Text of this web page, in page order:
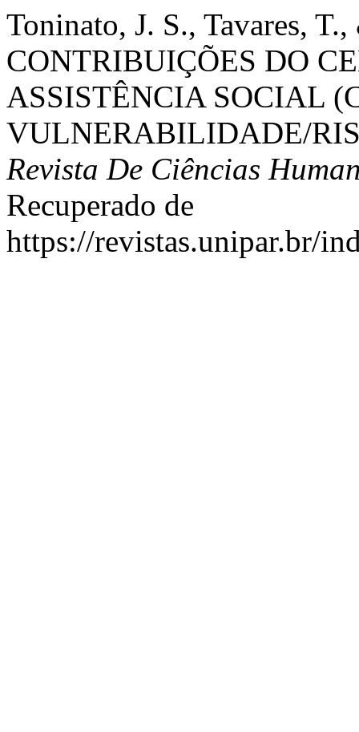
Toninato, J. S., Tavares,
CONTRIBUIÇÕES DO
ASSISTÊNCIA SOCIAL
VULNERABILIDADE/
Revista De Ciências
Recuperado de
https://revistas.unipar.br/